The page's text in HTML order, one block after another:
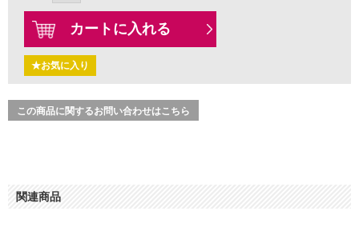
カートに入れる
★お気に入り
この商品に関するお問い合わせはこちら
関連商品